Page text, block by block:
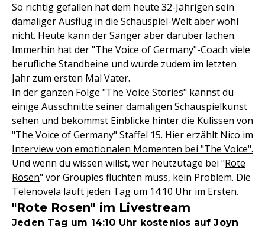
So richtig gefallen hat dem heute 32-Jährigen sein
damaliger Ausflug in die Schauspiel-Welt aber wohl
nicht. Heute kann der Sänger aber darüber lachen.
Immerhin hat der "The Voice of Germany"-Coach viele
berufliche Standbeine und wurde zudem im letzten
Jahr zum ersten Mal Vater.
In der ganzen Folge "The Voice Stories" kannst du
einige Ausschnitte seiner damaligen Schauspielkunst
sehen und bekommst Einblicke hinter die Kulissen von
"The Voice of Germany" Staffel 15. Hier erzählt Nico im
Interview von emotionalen Momenten bei "The Voice".
Und wenn du wissen willst, wer heutzutage bei "Rote
Rosen" vor Groupies flüchten muss, kein Problem. Die
Telenovela läuft jeden Tag um 14:10 Uhr im Ersten.
"Rote Rosen" im Livestream
Jeden Tag um 14:10 Uhr kostenlos auf Joyn